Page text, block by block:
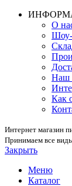
О
Наш
Как
Интернет магазин
Принимаем все
Закрыть
Меню
Каталог